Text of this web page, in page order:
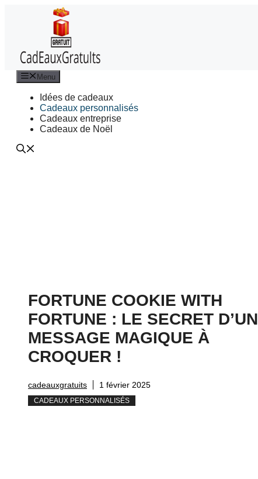
Menu
Idées de cadeaux
Cadeaux personnalisés
Cadeaux entreprise
Cadeaux de Noël
FORTUNE COOKIE WITH
FORTUNE : LE SECRET D’UN
MESSAGE MAGIQUE À
CROQUER !
cadeauxgratuits 1 février 2025
CADEAUX PERSONNALISÉS